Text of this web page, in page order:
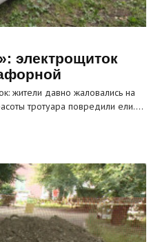
электрощиток
жители давно жаловались на
тротуара повредили ели.…